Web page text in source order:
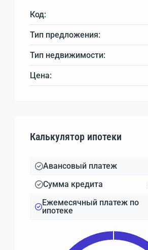
Код:
Тип предложения:
Тип недвижимости:
Цена:
Калькулятор ипотеки
Авансовый платеж
Сумма кредита
Ежемесячный платеж по
ипотеке